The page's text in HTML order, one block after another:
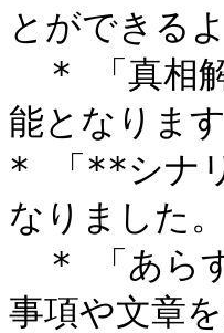
とができる
能となります
* 「**シナ
なりました。
事項や文章